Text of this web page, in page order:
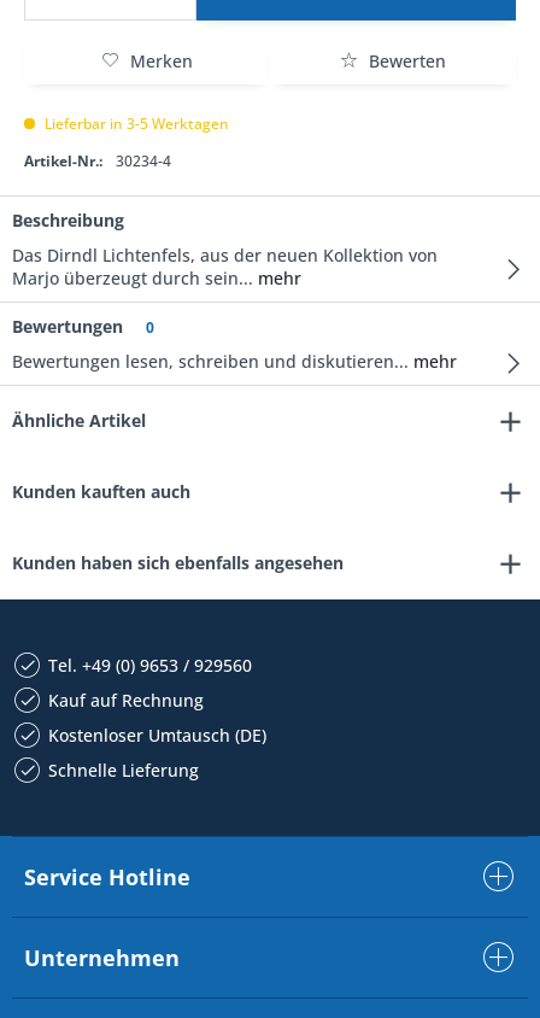
Merken Bewerten
Lieferbar in 3-5 Werktagen
Artikel-Nr.:
30234-4
Beschreibung
Das Dirndl Lichtenfels, aus der neuen Kollektion von
Marjo überzeugt durch sein... mehr
Bewertungen 0
Bewertungen lesen, schreiben und diskutieren... mehr
Ähnliche Artikel
Kunden kauften auch
Kunden haben sich ebenfalls angesehen
Tel. +49 (0) 9653 / 929560
Kauf auf Rechnung
Kostenloser Umtausch (DE)
Schnelle Lieferung
Service Hotline
Unternehmen